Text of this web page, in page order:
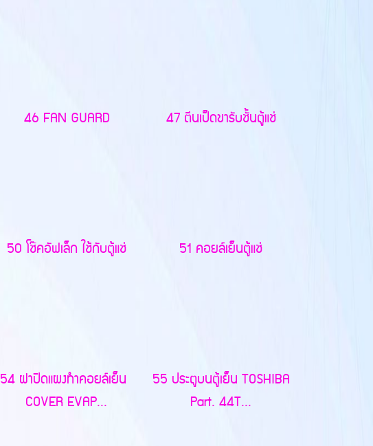
46 FAN GUARD 47 ตีนเป็ดขารับชั้นตู้แช่
50 โช๊คอัฟเล็ก ใช้กับตู้แช่ 51 คอยล์เย็นตู้แช่
54 ฝาปิดแผงทำคอยล์เย็น
COVER EVAP...
55 ประตูบนตู้เย็น TOSHIBA
Part. 44T...